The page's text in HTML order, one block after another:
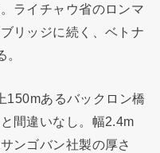
ライチャウ省のロンマ
リッジに続く、ベトナ
150mあるバックロン橋
間違いなし。幅2.4m
ンゴバン社製の厚さ